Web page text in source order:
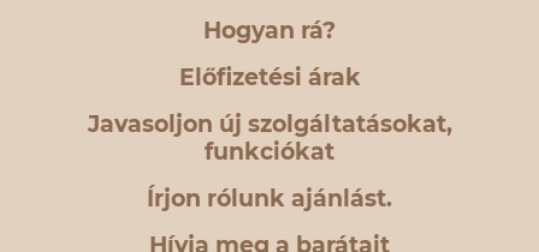
Hogyan rá?
Előfizetési árak
Javasoljon új szolgáltatásokat,
funkciókat
Írjon rólunk ajánlást.
Hívja meg a barátait